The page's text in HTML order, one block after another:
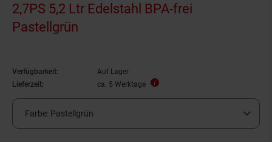
2,7PS 5,2 Ltr Edelstahl BPA-frei
Pastellgrün
Verfügbarkeit:
Auf Lager
Lieferzeit:
ca. 5 Werktage
Farbe: Pastellgrün